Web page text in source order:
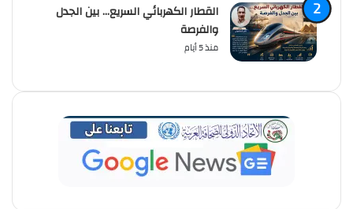
القطار الكهربائي السريع… بين الجدل
والفرصة
منذ 5 أيام